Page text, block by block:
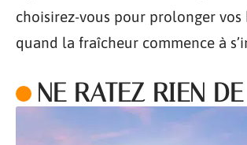
choisirez-vous pour prolonger vos
quand la fraîcheur commence à
NE RATEZ RIEN